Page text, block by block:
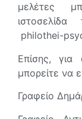
μελέτες
philothei-
Επίσης, για
μπορείτε να
Γραφείο